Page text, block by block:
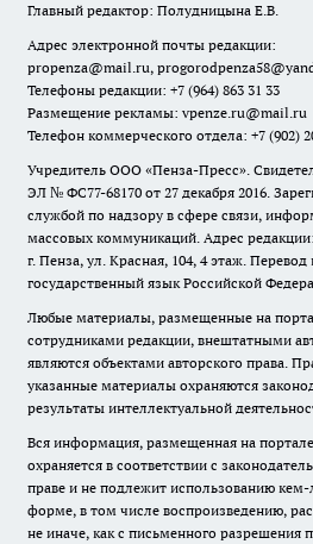
Главный редактор: Полудницына Е.В.
Адрес электронной почты редакции:
propenza@mail.ru,
Телефоны редакции: +7 (964) 863 31 33
Размещение рекламы: vpenze.ru@mail.ru
Телефон коммерческого отдела: +7 (902)
Учредитель ООО «Пенза-Пресс».
ЭЛ № ФС77-68170 от 27 декабря 2016.
службой по надзору в сфере связи,
массовых коммуникаций. Адрес
г. Пенза, ул. Красная, 104, 4 этаж. Перевод
государственный язык Российской
Любые материалы, размещенные на
сотрудниками редакции, внештатными
являются объектами авторского права.
указанные материалы охраняются
результаты интеллектуальной
Вся информация, размещенная на
охраняется в соответствии с
праве и не подлежит использованию
форме, в том числе воспроизведению,
не иначе, как с письменного разрешения